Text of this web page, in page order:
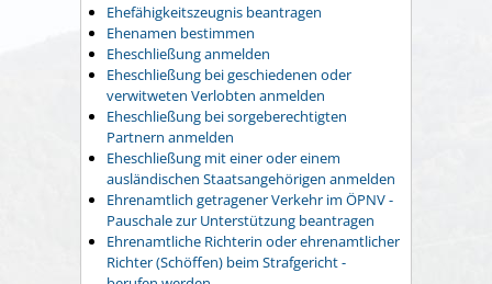
Ehefähigkeitszeugnis beantragen
Ehenamen bestimmen
Eheschließung anmelden
Eheschließung bei geschiedenen oder
verwitweten Verlobten anmelden
Eheschließung bei sorgeberechtigten
Partnern anmelden
Eheschließung mit einer oder einem
ausländischen Staatsangehörigen anmelden
Ehrenamtlich getragener Verkehr im ÖPNV -
Pauschale zur Unterstützung beantragen
Ehrenamtliche Richterin oder ehrenamtlicher
Richter (Schöffen) beim Strafgericht -